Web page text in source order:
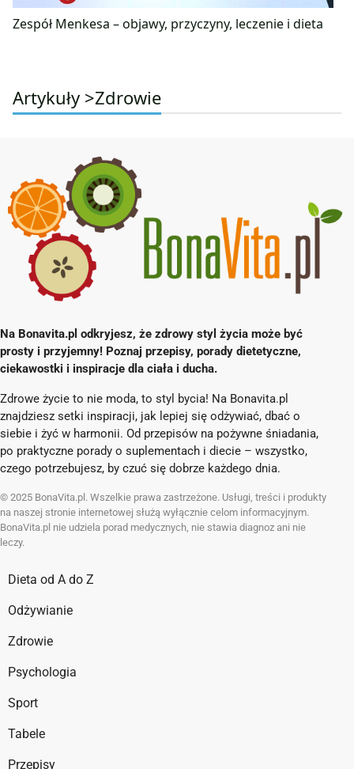
Zespół Menkesa – objawy, przyczyny, leczenie i dieta
Artykuły >Zdrowie
Na Bonavita.pl odkryjesz, że zdrowy styl życia może być
prosty i przyjemny! Poznaj przepisy, porady dietetyczne,
ciekawostki i inspiracje dla ciała i ducha.
Zdrowe życie to nie moda, to styl bycia! Na Bonavita.pl
znajdziesz setki inspiracji, jak lepiej się odżywiać, dbać o
siebie i żyć w harmonii. Od przepisów na pożywne śniadania,
po praktyczne porady o suplementach i diecie – wszystko,
czego potrzebujesz, by czuć się dobrze każdego dnia.
© 2025 BonaVita.pl. Wszelkie prawa zastrzeżone. Usługi, treści i produkty
na naszej stronie internetowej służą wyłącznie celom informacyjnym.
BonaVita.pl nie udziela porad medycznych, nie stawia diagnoz ani nie
leczy.
Dieta od A do Z
Odżywianie
Zdrowie
Psychologia
Sport
Tabele
Przepisy